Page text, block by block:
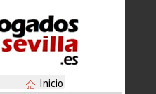
Inicio